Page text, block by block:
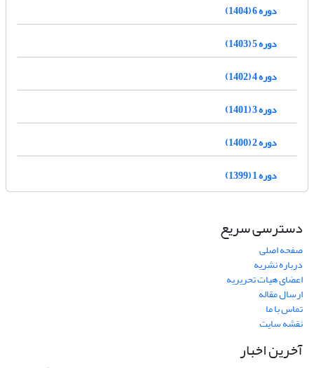
دوره 6 (1404)
دوره 5 (1403)
دوره 4 (1402)
دوره 3 (1401)
دوره 2 (1400)
دوره 1 (1399)
دسترسی سریع
صفحه اصلی
درباره نشریه
اعضای هیات تحریریه
ارسال مقاله
تماس با ما
نقشه سایت
آخرین اخبار